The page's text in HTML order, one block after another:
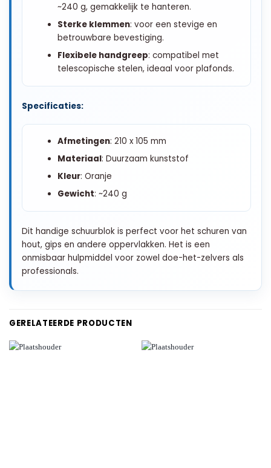
~240 g, gemakkelijk te hanteren.
Sterke klemmen: voor een stevige en
betrouwbare bevestiging.
Flexibele handgreep: compatibel met
telescopische stelen, ideaal voor plafonds.
Specificaties:
Afmetingen: 210 x 105 mm
Materiaal: Duurzaam kunststof
Kleur: Oranje
Gewicht: ~240 g
Dit handige schuurblok is perfect voor het schuren van
hout, gips en andere oppervlakken. Het is een
onmisbaar hulpmiddel voor zowel doe-het-zelvers als
professionals.
GERELATEERDE PRODUCTEN